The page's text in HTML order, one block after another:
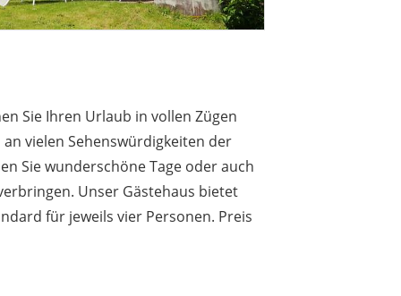
Sie Ihren Urlaub in vollen Zügen
vielen Sehenswürdigkeiten der
Sie wunderschöne Tage oder auch
Unser Gästehaus bietet
für jeweils vier Personen. Preis